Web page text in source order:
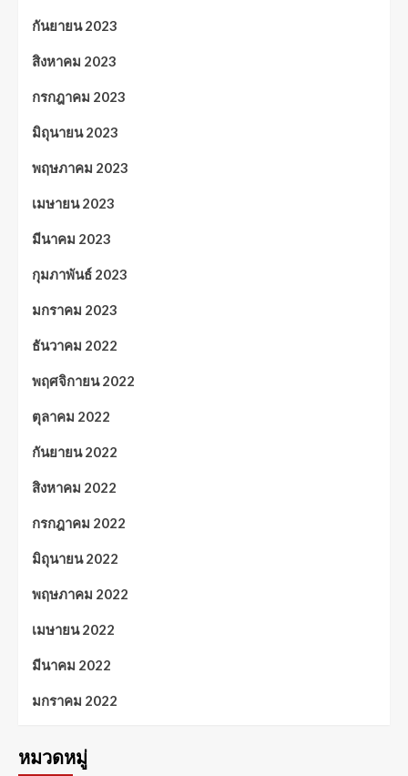
กันยายน 2023
สิงหาคม 2023
กรกฎาคม 2023
มิถุนายน 2023
พฤษภาคม 2023
เมษายน 2023
มีนาคม 2023
กุมภาพันธ์ 2023
มกราคม 2023
ธันวาคม 2022
พฤศจิกายน 2022
ตุลาคม 2022
กันยายน 2022
สิงหาคม 2022
กรกฎาคม 2022
มิถุนายน 2022
พฤษภาคม 2022
เมษายน 2022
มีนาคม 2022
มกราคม 2022
หมวดหมู่